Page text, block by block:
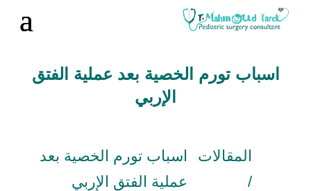
اسباب تورم الخصية بعد عملية الفتق
الإربي
المقالات
/
اسباب تورم الخصية بعد
عملية الفتق الإربي